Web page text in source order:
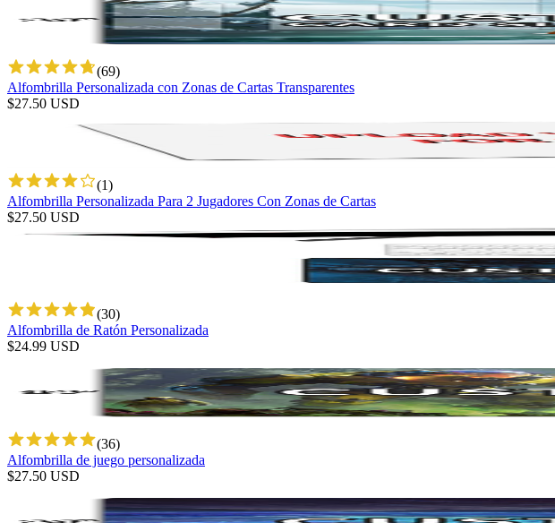
(69)
Alfombrilla Personalizada con Zonas de Cartas Transparentes
$27.50 USD
(1)
Alfombrilla Personalizada Para 2 Jugadores Con Zonas de Cartas
$27.50 USD
(30)
Alfombrilla de Ratón Personalizada
$24.99 USD
(36)
Alfombrilla de juego personalizada
$27.50 USD